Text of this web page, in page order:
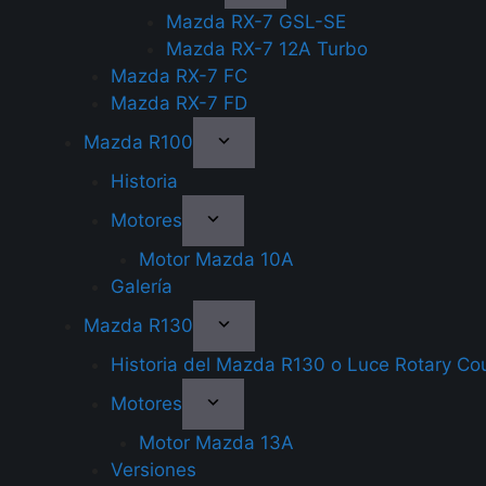
Mazda RX-7 GSL-SE
Mazda RX-7 12A Turbo
Mazda RX-7 FC
Mazda RX-7 FD
Mazda R100
Historia
Motores
Motor Mazda 10A
Galería
Mazda R130
Historia del Mazda R130 o Luce Rotary
Motores
Motor Mazda 13A
Versiones